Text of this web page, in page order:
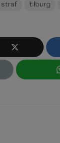
straf tilburg